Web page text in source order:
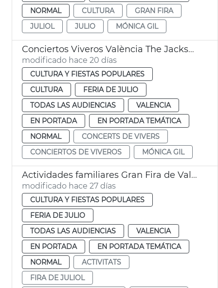
NORMAL
CULTURA
GRAN FIRA
JULIOL
JULIO MÓNICA GIL
Conciertos Viveros València The Jacksons
modificado hace 20 días
CULTURA Y FIESTAS POPULARES
CULTURA
FERIA DE JULIO
TODAS LAS AUDIENCIAS
VALENCIA
EN PORTADA
EN PORTADA TEMÁTICA
NORMAL
CONCERTS DE VIVERS
CONCIERTOS DE VIVEROS
MÓNICA GIL
Actividades familiares Gran Fira de València
modificado hace 27 días
CULTURA Y FIESTAS POPULARES
FERIA DE JULIO
TODAS LAS AUDIENCIAS
VALENCIA
EN PORTADA
EN PORTADA TEMÁTICA
NORMAL
ACTIVITATS
FIRA DE JULIOL